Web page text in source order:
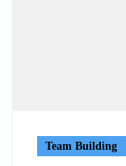
Team Building